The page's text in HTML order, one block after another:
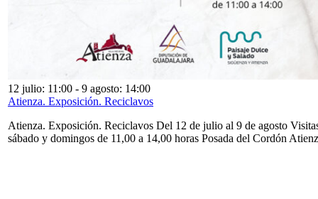
12 julio: 11:00 - 9 agosto: 14:00
Atienza. Exposición. Reciclavos
Atienza. Exposición. Reciclavos Del 12 de julio al 9 de agosto
sábado y domingos de 11,00 a 14,00 horas Posada del Cordón